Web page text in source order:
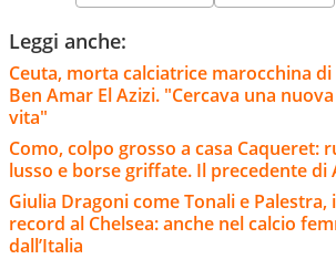
Leggi anche:
Ceuta, morta calciatrice marocchina di
Ben Amar El Azizi. "Cercava una
vita"
Como, colpo grosso a casa Caqueret:
lusso e borse griffate. Il precedente di
Giulia Dragoni come Tonali e
record al Chelsea: anche nel calcio
dall’Italia